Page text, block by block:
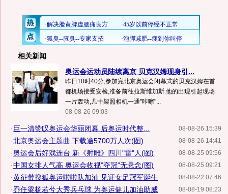
相关新闻
奥运会运动员陆续离京 贝克汉姆现身引...
昨日10时40分,参加完北京奥运会闭幕式的贝克汉姆在首
都机场接受安检,准备前往拉斯维加斯.他的出现引起现场
一片轰动,几十架照相机一通"咔嚓"...
08-08-26 09:03
08-08-26 15:39
·巨一清赞叹奥运会华丽闭幕 后奥运时代整...
08-08-26 14:41
·北京奥运会主题曲 下载逾5700万人次(图)
08-08-25 09:56
·奥运会后好戏连台 新《射雕》四川"雷"人(图)
08-08-25 09:21
·中国女排人气高 奥运会收视"夺冠"无悬念(图)
08-08-22 07:46
·黄征带搜狐奥运啦啦队加油 见证女足冠军诞生
08-08-19 08:23
·乔任梁杨若兮大秀兵乓球 为奥运健儿加油助威